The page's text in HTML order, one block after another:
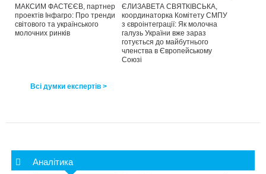
МАКСИМ ФАСТЄЄВ, партнер
проектів Інфагро: Про тренди
світового та українського
молочних ринків
ЄЛИЗАВЕТА СВЯТКІВСЬКА,
координаторка Комітету СМПУ
з євроінтеграції: Як молочна
галузь України вже зараз
готується до майбутнього
членства в Європейському
Союзі
Всі думки експертів >
Аналітика